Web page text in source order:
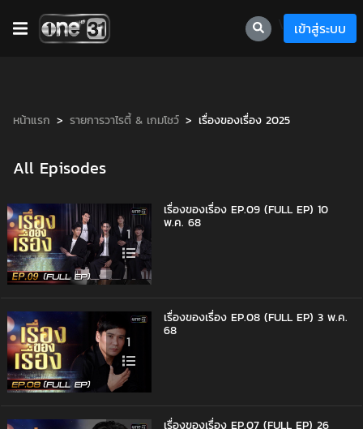
เข้าสู่ระบบ
หน้าแรก รายการวาไรตี้ & เกมโชว์ เรื่องของเรื่อง 2025
All Episodes
1
เรื่องของเรื่อง EP.09 (FULL EP) 10
พ.ค. 68
1
เรื่องของเรื่อง EP.08 (FULL EP) 3 พ.ค.
68
เรื่องของเรื่อง EP.07 (FULL EP) 26